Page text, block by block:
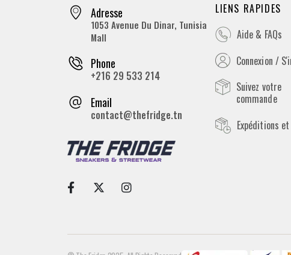
Adresse
1053 Avenue Du Dinar, Tunisia
Mall
Phone
+216 29 533 214
Email
contact@thefridge.tn
LIENS RAPIDES
Aide & FAQs
Connexion /
Suivez votre
commande
Expéditions